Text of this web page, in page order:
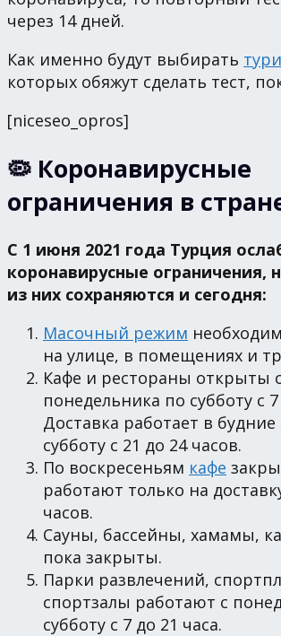
через 14 дней.
Как именно будут выбирать
которых обяжут сделать тест,
[niceseo_opros]
🦠 Коронавирусные
ограничения в
С 1 июня 2021 года Турция
коронавирусные ограничения,
из них сохраняются и сегодня:
Масочный режим
на улице, в помещениях и
Кафе и рестораны открыты с
понедельника по субботу с
Доставка работает в
субботу с 21 до 24 часов.
По воскресеньям кафе
работают только на
часов.
Сауны, бассейны, хамамы,
пока закрыты.
Парки развлечений,
спортзалы работают с
субботу с 7 до 21 часа.